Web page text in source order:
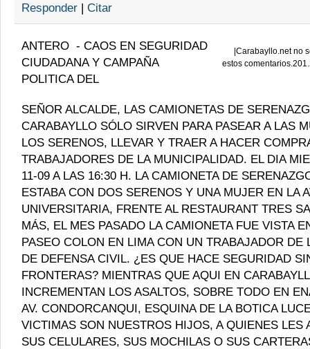
Responder | Citar
ANTERO - CAOS EN SEGURIDAD
CIUDADANA Y CAMPAÑA
POLITICA DEL
Carabayllo.net no
estos
SEÑOR ALCALDE, LAS CAMIONETAS DE
CARABAYLLO SÓLO SIRVEN PARA PASEAR A LAS
LOS SERENOS, LLEVAR Y TRAER A HACER
TRABAJADORES DE LA MUNICIPALIDAD. EL DIA
11-09 A LAS 16:30 H. LA CAMIONETA DE
ESTABA CON DOS SERENOS Y UNA MUJER EN LA
UNIVERSITARIA, FRENTE AL RESTAURANT TRES
MÁS, EL MES PASADO LA CAMIONETA FUE VISTA
PASEO COLON EN LIMA CON UN TRABAJADOR DE
DE DEFENSA CIVIL. ¿ES QUE HACE SEGURIDAD
FRONTERAS? MIENTRAS QUE AQUI EN
INCREMENTAN LOS ASALTOS, SOBRE TODO EN
AV. CONDORCANQUI, ESQUINA DE LA BOTICA
VICTIMAS SON NUESTROS HIJOS, A QUIENES LES
SUS CELULARES, SUS MOCHILAS O SUS